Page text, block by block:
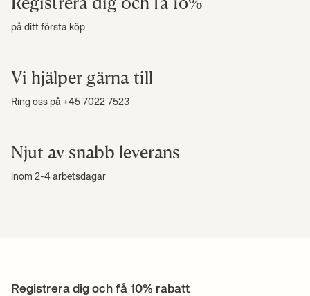
på ditt första köp
Vi hjälper gärna till
Ring oss på +45 7022 7523
Njut av snabb leverans
inom 2-4 arbetsdagar
Registrera dig och få 10% rabatt